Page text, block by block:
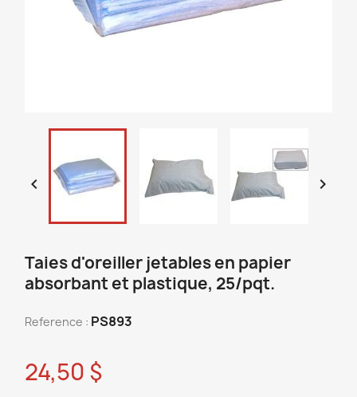
 
Taies d'oreiller jetables en papier
absorbant et plastique, 25/pqt.
Reference : PS893
24,50 $